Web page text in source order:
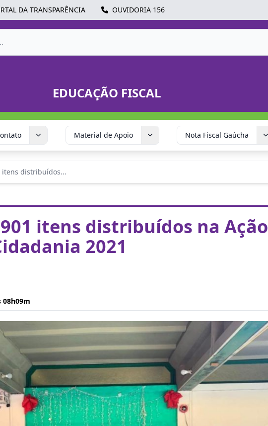
DA TRANSPARÊNCIA OUVIDORIA 156
EDUCAÇÃO FISCAL
Material de Apoio Nota Fiscal Gaúcha
itens distribuídos...
itens distribuídos na Ação
2021
08h09m